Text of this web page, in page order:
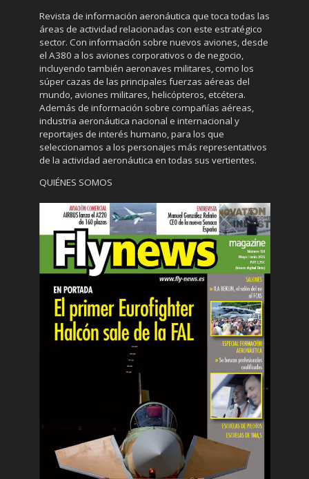
Revista de información aeronáutica que toca todas las
áreas de actividad relacionadas con este estratégico
sector. Con información sobre nuevos aviones, desde
el A380 a los aviones corporativos o de negocio,
incluyendo también aeronaves militares, como los
súper cazas de las principales fuerzas aéreas del
mundo, aviones militares, helicópteros, etcétera.
Además de información sobre compañías aéreas,
industria aeronáutica nacional e internacional y
reportajes de interés humano, para los que
seleccionamos a los personajes más representativos
de la actividad aeronáutica en todas sus vertientes.
QUIÉNES SOMOS